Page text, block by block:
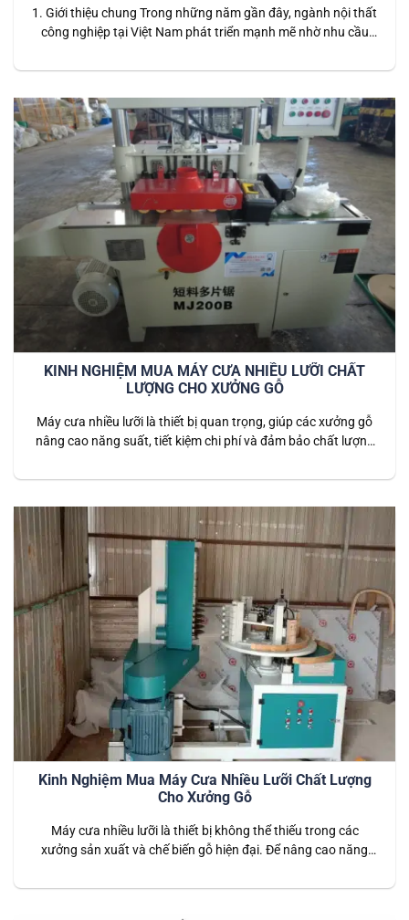
1. Giới thiệu chung Trong những năm gần đây, ngành nội thất
công nghiệp tại Việt Nam phát triển mạnh mẽ nhờ nhu cầu
càng cao. Song song với đó, công nghệ sản xuất cũng thay
KINH NGHIỆM MUA MÁY CƯA NHIỀU LƯỠI CHẤT
LƯỢNG CHO XƯỞNG GỖ
Máy cưa nhiều lưỡi là thiết bị quan trọng, giúp các xưởng gỗ
nâng cao năng suất, tiết kiệm chi phí và đảm bảo chất lượng
không phải dễ — bạn cần nắm rõ các tiêu chí quan trọng
Kinh Nghiệm Mua Máy Cưa Nhiều Lưỡi Chất Lượng
Cho Xưởng Gỗ
Máy cưa nhiều lưỡi là thiết bị không thể thiếu trong các
xưởng sản xuất và chế biến gỗ hiện đại. Để nâng cao năng
việc chọn một máy cưa nhiều lưỡi phù hợp rất quan trọng.